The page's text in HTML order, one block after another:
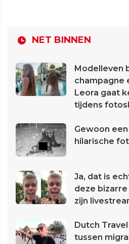
NET BINNEN
Modelleven
champagne
Leora gaat
tijdens
Gewoon
hilarische
Ja, dat is
deze
zijn
Dutch
tussen